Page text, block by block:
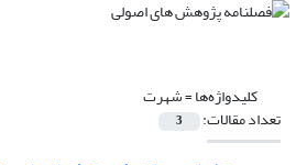
کلیدواژه‌ها =شهرت
تعداد مقالات: 3